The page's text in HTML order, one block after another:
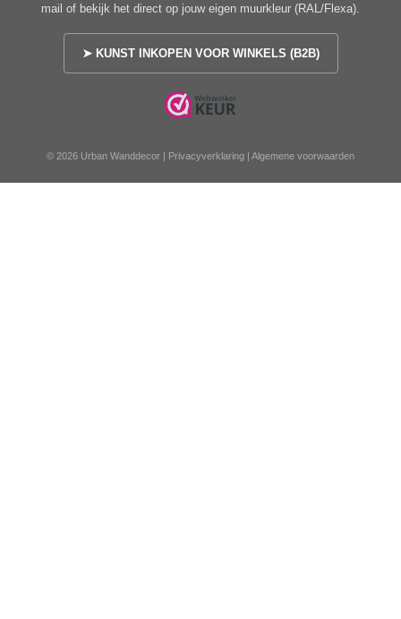
mail of bekijk het direct op jouw eigen muurkleur (RAL/Flexa).
➤ KUNST INKOPEN VOOR WINKELS (B2B)
© 2026 Urban Wanddecor | Privacyverklaring | Algemene voorwaarden